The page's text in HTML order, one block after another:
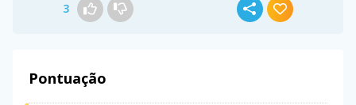
3
Pontuação